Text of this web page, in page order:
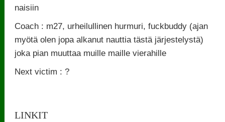
naisiin
Coach : m27, urheilullinen hurmuri, fuckbuddy (ajan
myötä olen jopa alkanut nauttia tästä järjestelystä)
joka pian muuttaa muille maille vierahille
Next victim : ?
LINKIT